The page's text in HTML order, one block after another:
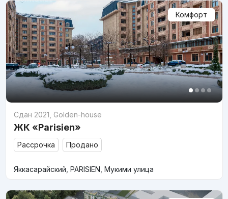
Комфорт
Сдан 2021 Golden-house
ЖК «Parisien»
Рассрочка Продано
Яккасарайский, PARISIEN, Мукими улица